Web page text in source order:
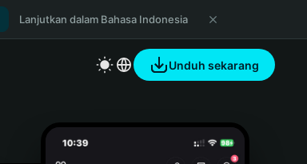
Lanjutkan dalam Bahasa Indonesia
Unduh sekarang